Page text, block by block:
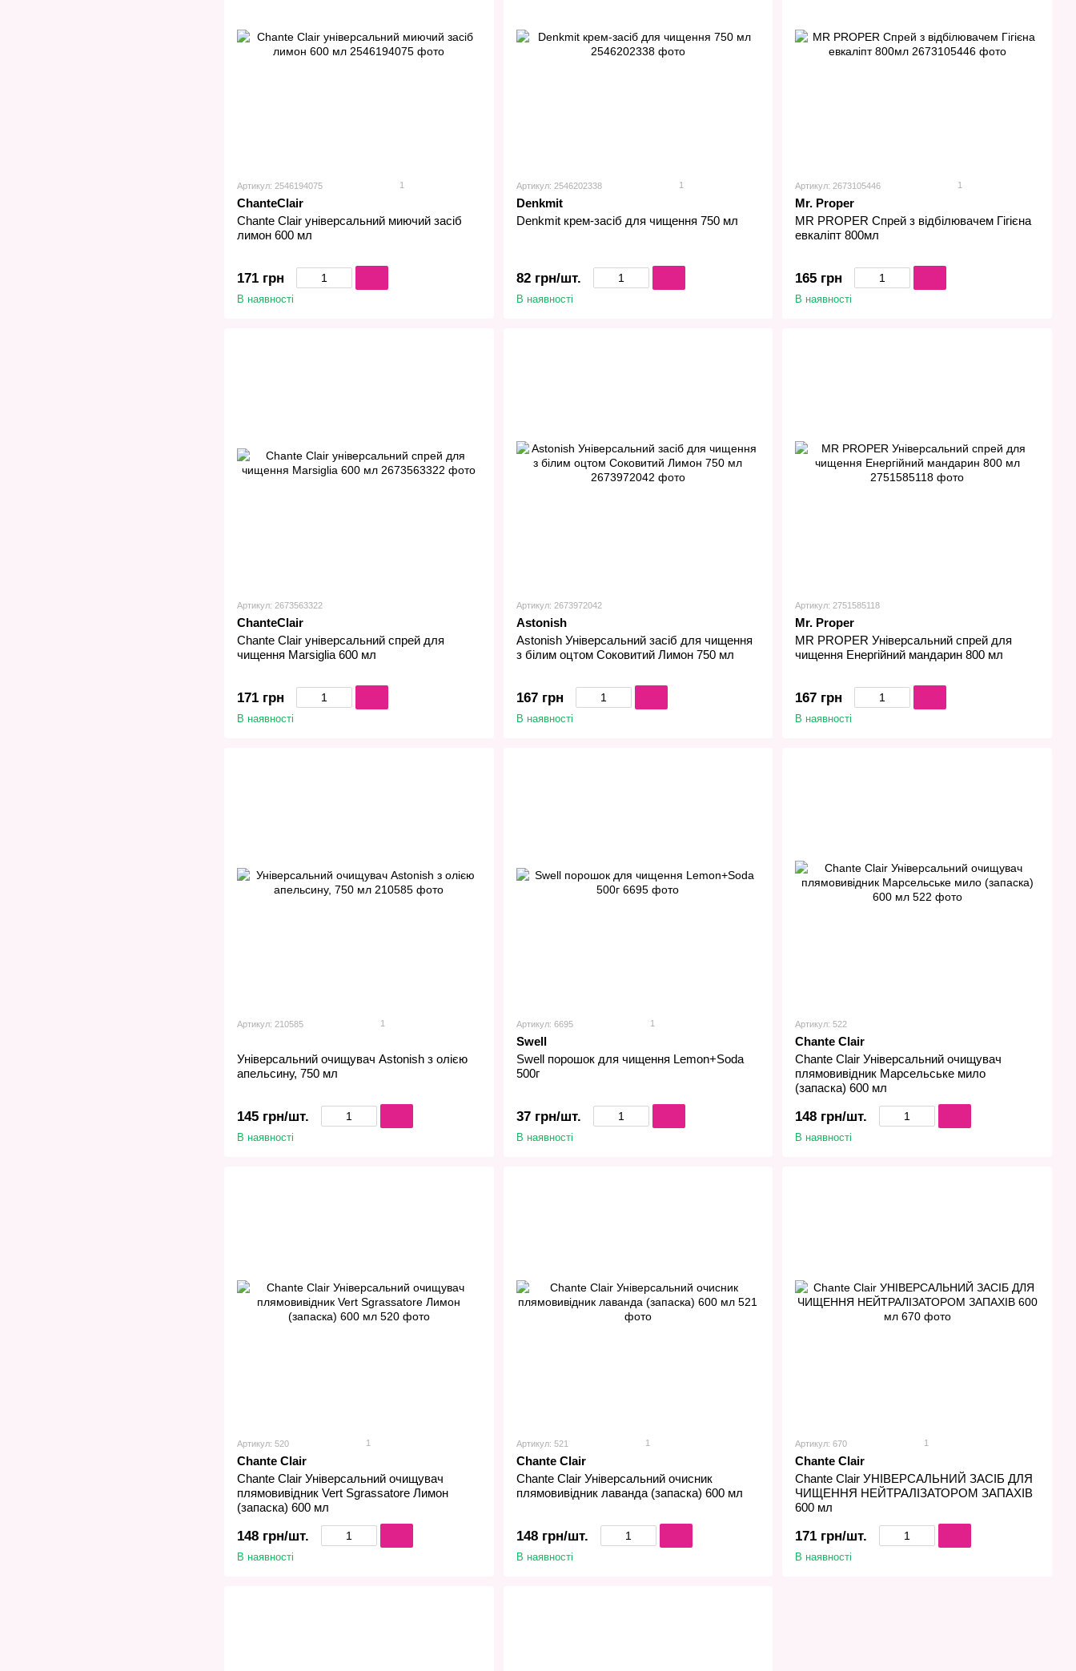
Артикул: 2546194075 1
ChanteClair
Сhante Сlair універсальний миючий засіб
лимон 600 мл
171 грн
В наявності
Артикул: 2546202338 1
Denkmit
Denkmit крем-засіб для чищення 750 мл
82 грн/шт.
В наявності
Артикул: 2673105446 1
Mr. Proper
MR PROPER Спрей з відбілювачем Гігієна
евкаліпт 800мл
165 грн
В наявності
Артикул: 2673563322
ChanteClair
Chante Clair універсальний спрей для
чищення Marsiglia 600 мл
171 грн
В наявності
Артикул: 2673972042
Astonish
Astonish Універсальний засіб для чищення
з білим оцтом Соковитий Лимон 750 мл
167 грн
В наявності
Артикул: 2751585118
Mr. Proper
MR PROPER Універсальний спрей для
чищення Енергійний мандарин 800 мл
167 грн
В наявності
Артикул: 210585 1
Універсальний очищувач Astonish з олією
апельсину, 750 мл
145 грн/шт.
В наявності
Артикул: 6695 1
Swell
Swell порошок для чищення Lemon+Soda
500г
37 грн/шт.
В наявності
Артикул: 522
Chante Clair
Chante Сlair Універсальний очищувач
плямовивідник Марсельське мило
(запаска) 600 мл
148 грн/шт.
В наявності
Артикул: 520 1
Chante Clair
Chante Сlair Універсальний очищувач
плямовивідник Vert Sgrassatore Лимон
(запаска) 600 мл
148 грн/шт.
В наявності
Артикул: 521 1
Chante Clair
Chante Сlair Універсальний очисник
плямовивідник лаванда (запаска) 600 мл
148 грн/шт.
В наявності
Артикул: 670 1
Chante Clair
Chante Сlair УНІВЕРСАЛЬНИЙ ЗАСІБ ДЛЯ
ЧИЩЕННЯ НЕЙТРАЛІЗАТОРОМ ЗАПАХІВ
600 мл
171 грн/шт.
В наявності